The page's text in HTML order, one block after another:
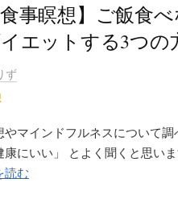
食事瞑想】ご飯食
エットする3つの
ず
やマインドフルネスについて
康にいい」 とよく聞くと思い
読む